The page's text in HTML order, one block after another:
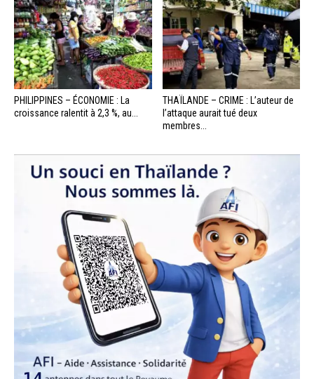
PHILIPPINES – ÉCONOMIE : La
croissance ralentit à 2,3 %, au...
THAÏLANDE – CRIME : L’auteur de
l’attaque aurait tué deux
membres...